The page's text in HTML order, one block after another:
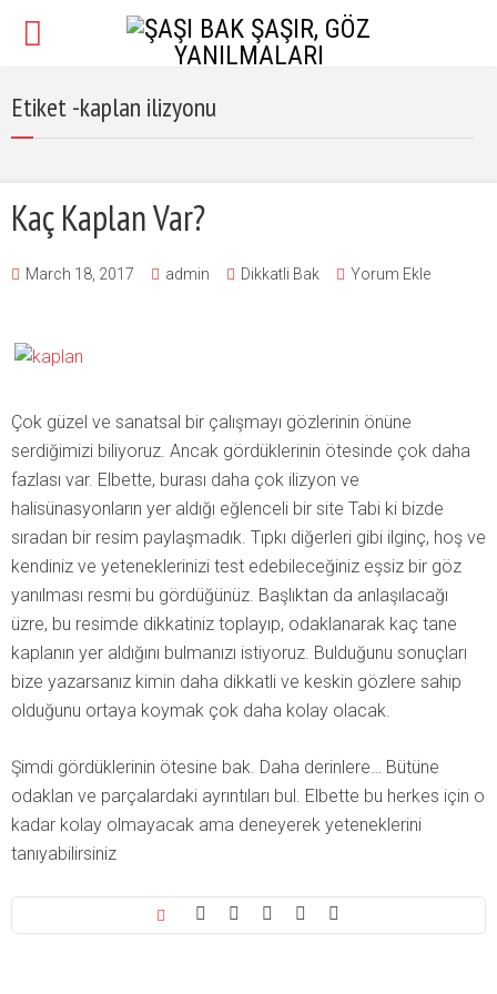
Etiket -kaplan ilizyonu
Kaç Kaplan Var?
March 18, 2017 admin Dikkatli Bak Yorum Ekle
Çok güzel ve sanatsal bir çalışmayı gözlerinin önüne
serdiğimizi biliyoruz. Ancak gördüklerinin ötesinde çok daha
fazlası var. Elbette, burası daha çok ilizyon ve
halisünasyonların yer aldığı eğlenceli bir site Tabi ki bizde
sıradan bir resim paylaşmadık. Tıpkı diğerleri gibi ilginç, hoş ve
kendiniz ve yeteneklerinizi test edebileceğiniz eşsiz bir göz
yanılması resmi bu gördüğünüz. Başlıktan da anlaşılacağı
üzre, bu resimde dikkatiniz toplayıp, odaklanarak kaç tane
kaplanın yer aldığını bulmanızı istiyoruz. Bulduğunu sonuçları
bize yazarsanız kimin daha dikkatli ve keskin gözlere sahip
olduğunu ortaya koymak çok daha kolay olacak.
Şimdi gördüklerinin ötesine bak. Daha derinlere… Bütüne
odaklan ve parçalardaki ayrıntıları bul. Elbette bu herkes için o
kadar kolay olmayacak ama deneyerek yeteneklerini
tanıyabilirsiniz